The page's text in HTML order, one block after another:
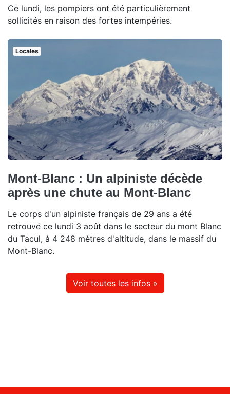
Ce lundi, les pompiers ont été particulièrement
sollicités en raison des fortes intempéries.
Locales
Mont-Blanc : Un alpiniste décède
après une chute au Mont-Blanc
Le corps d'un alpiniste français de 29 ans a été
retrouvé ce lundi 3 août dans le secteur du mont Blanc
du Tacul, à 4 248 mètres d'altitude, dans le massif du
Mont-Blanc.
Voir toutes les infos »